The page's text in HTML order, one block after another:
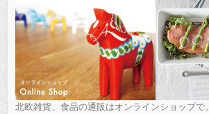
北欧雑貨、食品の通販はオンラインショップで。